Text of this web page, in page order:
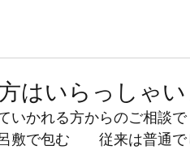
はいらっしゃ
いかれる方からのご相談で
敷で包む　　従来は普通